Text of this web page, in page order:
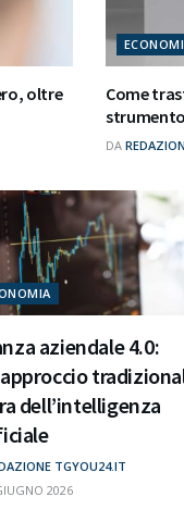
oltre
Come
DA
aziendale 4.0:
dell’intelligenza
TGYOU24.IT
2026